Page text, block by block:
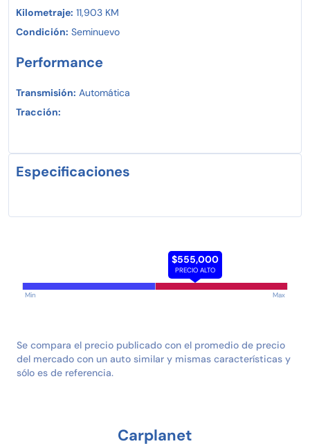
Kilometraje: 11,903 KM
Condición: Seminuevo
Performance
Transmisión: Automática
Tracción:
Especificaciones
$555,000
PRECIO ALTO
Min Max
Se compara el precio publicado con el promedio de precio
del mercado con un auto similar y mismas características y
sólo es de referencia.
Carplanet